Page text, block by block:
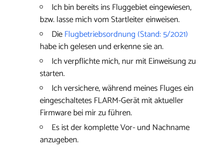
Ich bin bereits ins Fluggebiet eingewiesen,
bzw. lasse mich vom Startleiter einweisen.
DieFlugbetriebsordnung (Stand: 5/2021)
habe ich gelesen und erkenne sie an.
Ich verpflichte mich, nur mit Einweisung zu
starten.
Ich versichere, während meines Fluges ein
eingeschaltetes FLARM-Gerät mit aktueller
Firmware bei mir zu führen.
Es ist der komplette Vor- und Nachname
anzugeben.